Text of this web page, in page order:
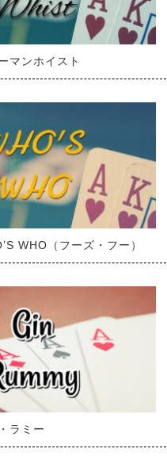
マンホイスト
WHO（フーズ・フー）
ラミー